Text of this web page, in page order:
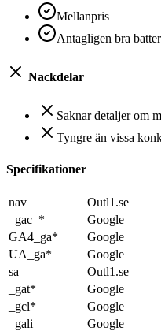
Mellanpris
Antagligen bra
Nackdelar
Saknar detaljer om
Tyngre än vissa
Specifikationer
nav
Outl1.se
_gac_*
Google
GA4_ga*
Google
UA_ga*
Google
sa
Outl1.se
_gat*
Google
_gcl*
Google
_gali
Google